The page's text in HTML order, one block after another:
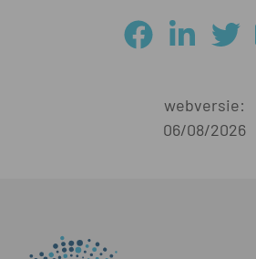
webversie:
06/08/2026